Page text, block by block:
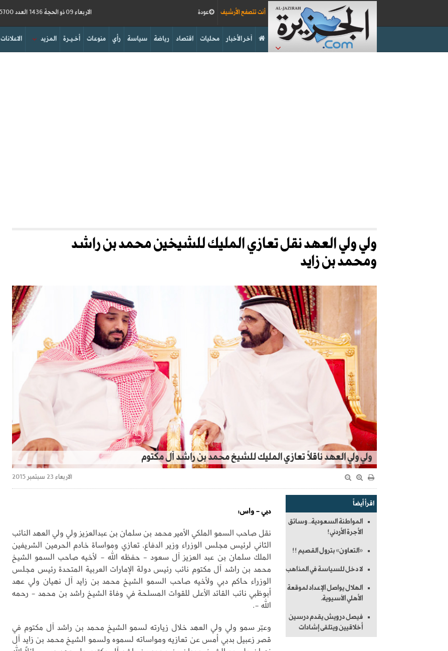
الاربعاء 09 ذو الحجة 1436 العدد 15700 عودة أنت تتصفح الأرشيف
الاعلانات المزيد أخـيـرة منوعات رأي سياسة رياضة اقتصاد محليات آخر الأخبار
ولي ولي العهد نقل تعازي المليك للشيخين محمد بن راشد
ومحمد بن زايد
ولي ولي العهد ناقلاً تعازي المليك للشيخ محمد بن راشد آل مكتوم
الاربعاء 23 سبتمبر 2015
اقرأ أيضاً
المواطنة السعودية.. وسائق
الأجرة الأردني!
«التعاون» بترول القصيم !!
لا دخل للسياسة في المذاهب
الهلال يواصل الإعداد لموقعة
الأهلي الآسيوية.
فيصل درويش يقدم درسين
أخلاقيين ويتلقى إشادات
دبي - واس:
نقل صاحب السمو الملكي الأمير محمد بن سلمان بن عبدالعزيز ولي ولي العهد النائب
الثاني لرئيس مجلس الوزراء وزير الدفاع، تعازي ومواساة خادم الحرمين الشريفين
الملك سلمان بن عبد العزيز آل سعود - حفظه الله - لأخيه صاحب السمو الشيخ
محمد بن راشد آل مكتوم نائب رئيس دولة الإمارات العربية المتحدة رئيس مجلس
الوزراء حاكم دبي ولأخيه صاحب السمو الشيخ محمد بن زايد آل نهيان ولي عهد
أبوظبي نائب القائد الأعلى للقوات المسلحة في وفاة الشيخ راشد بن محمد - رحمه
الله -.
وعبّر سمو ولي ولي العهد خلال زيارته لسمو الشيخ محمد بن راشد آل مكتوم في
قصر زعبيل بدبي أمس عن تعازيه ومواساته لسموه ولسمو الشيخ محمد بن زايد آل